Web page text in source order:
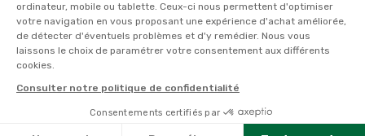
ordinateur, mobile ou tablette. Ceux-ci nous permettent d'optimiser
votre navigation en vous proposant une expérience d'achat améliorée,
de détecter d'éventuels problèmes et d'y remédier. Nous vous
laissons le choix de paramétrer votre consentement aux différents
cookies.
Consulter notre politique de confidentialité
Consentements certifiés par
© Terres et eaux 2026
Politique de confidentialité
Mentions légales
CGV